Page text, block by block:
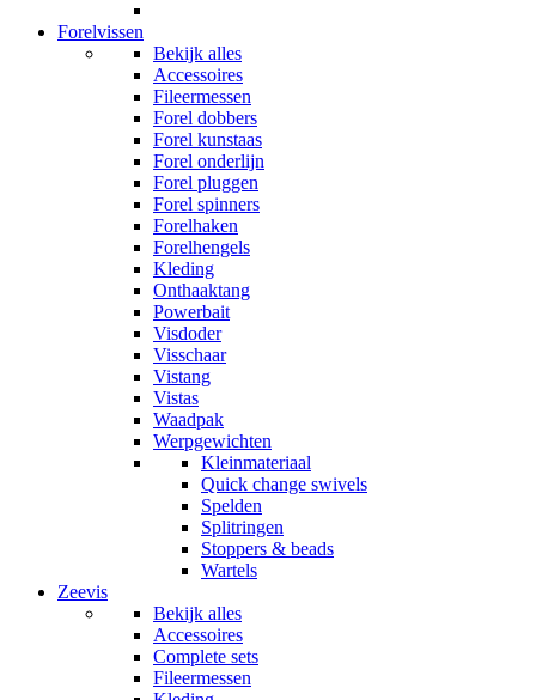
Forelvissen
Bekijk alles
Accessoires
Fileermessen
Forel dobbers
Forel kunstaas
Forel onderlijn
Forel pluggen
Forel spinners
Forelhaken
Forelhengels
Kleding
Onthaaktang
Powerbait
Visdoder
Visschaar
Vistang
Vistas
Waadpak
Werpgewichten
Kleinmateriaal
Quick change swivels
Spelden
Splitringen
Stoppers & beads
Wartels
Zeevis
Bekijk alles
Accessoires
Complete sets
Fileermessen